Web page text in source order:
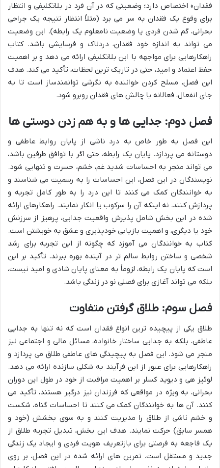
فقدان» اختصاص دارد؛ وضعیتی که در آن فرد در بلاتکلیفی و انتظار
برای وقوع یک فقدان به سر می برد (مثلاً انتظار نتیجه یک جراحی
بحرانی، گم شدن فردی یا وضعیت نامعلوم یک رابطه). این وضعیت
می تواند به اندازه خود فقدان، دردناک و فرسایشی باشد. کتاب
راهکارهایی برای مواجهه با این بلاتکلیفی ارائه می دهد و بر اهمیت
حفظ اعتماد و امید، حتی در تاریک ترین لحظات، تأکید می کند. هدف
این فصل، مسلح کردن خواننده به نگرشی توانمندساز است تا به
جای انفعال، فعالانه با چالش های فقدان روبرو شود.
فصل دوم: جدایی ها و به هم زدن دوستی ها
این فصل به طور خاص به درد ناشی از پایان روابط عاطفی و
دوستانه می پردازد. پایان یک رابطه، حتی اگر با توافق طرفین باشد،
می تواند منجر به احساسات شدید غم، خشم، حسرت و تنهایی شود.
نویسندگان در این فصل، این احساسات را به رسمیت می شناسند و
به خوانندگان کمک می کنند تا این درد را به طور کامل تجربه و
پردازش کنند، نه اینکه آن را سرکوب یا انکار نمایند. راهکارهای ارائه
شده در این بخش شامل پذیرش واقعیت جدایی، پرهیز از سرزنش
خود یا دیگری، و اهمیت بازیابی خودپذیری و عشق به خویشتن است.
کتاب به خوانندگان می آموزد که چگونه از این تجربه برای رشد
شخصی و ساختن روابط سالم تر در آینده بهره ببرند. تأکید بر این
است که پایان یک رابطه، لزوماً به معنای پایان شادی و امید نیست،
بلکه می تواند آغازی برای فصلی نو در زندگی باشد.
فصل سوم: طلاق گرفتن متفاوت
طلاق یکی از پیچیده ترین انواع فقدان است که نه تنها به جدایی
عاطفی، بلکه به جدایی ساختار خانواده، مسائل مالی و اجتماعی نیز
منجر می شود. این فصل به پیچیدگی های عاطفی طلاق می پردازد و
راهکارهایی برای عبور از این فرآیند به شکلی سازنده ارائه می دهد.
لوئیز هی و دیوید کسلر بر اهمیت مراقبت از خود در طول این دوران
بحرانی، به ویژه در مواقعی که فرزندان نیز درگیر هستند، تأکید می
کنند. آن ها به خوانندگان کمک می کنند تا احساسات گناه، شکست
و خشم ناشی از طلاق را مدیریت کنند و به سوی بخشش (خود و
همسر سابق) حرکت نمایند. هدف این بخش، تبدیل تجربه طلاق از
یک فاجعه به فرصتی برای بازتعریف هویت فردی و ایجاد یک زندگی
جدید و مستقل است. تمرین های ارائه شده در این فصل، بر روی